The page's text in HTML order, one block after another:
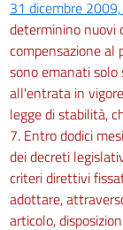
89
90
91
92
93
94
95
31 dicembre
determinino nuovi
compensazione al
sono emanati
all'entrata in
legge di stabilità,
7. Entro dodici
dei decreti
criteri direttivi
adottare,
articolo,